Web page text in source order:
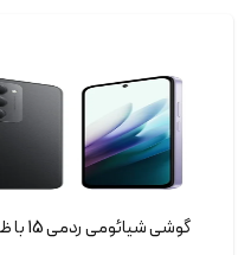
گوشی شیائومی ردمی 15 با ظرفیت 8/256 گیگابایت (گلوبال)